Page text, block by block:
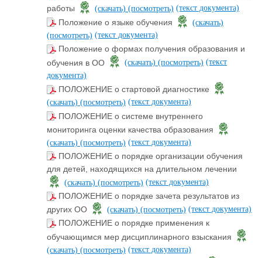
работы
(скачать) (посмотреть) (текст документа)
Положение о языке обучения
(скачать)
(посмотреть) (текст документа)
Положение о формах получения образования и
обучения в ОО
(скачать) (посмотреть) (текст
документа)
ПОЛОЖЕНИЕ о стартовой диагностике
(скачать) (посмотреть) (текст документа)
ПОЛОЖЕНИЕ о системе внутреннего
мониторинга оценки качества образования
(скачать) (посмотреть) (текст документа)
ПОЛОЖЕНИЕ о порядке организации обучения
для детей, находящихся на длительном лечении
(скачать) (посмотреть) (текст документа)
ПОЛОЖЕНИЕ о порядке зачета результатов из
других ОО
(скачать) (посмотреть) (текст документа)
ПОЛОЖЕНИЕ о порядке применения к
обучающимся мер дисциплинарного взыскания
(скачать) (посмотреть) (текст документа)